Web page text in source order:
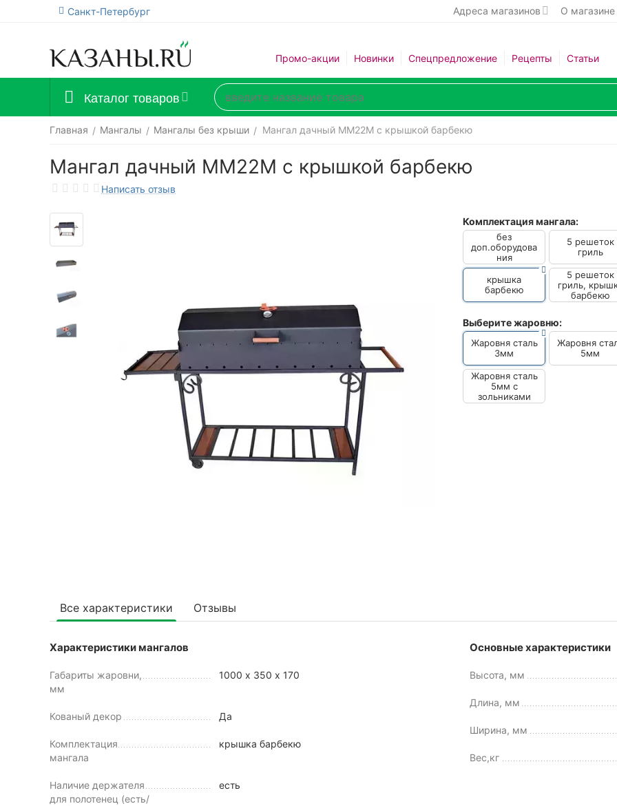
Санкт-Петербург Адреса магазинов О магазине
Промо-акции Новинки Спецпредложение Рецепты Статьи
Каталог товаров
Главная / Мангалы / Мангалы без крыши / Мангал дачный ММ22М с крышкой барбекю
Мангал дачный ММ22М с крышкой барбекю
Написать отзыв
Комплектация мангала:
без
доп.оборудова
ния
5 решеток
гриль
крышка
барбекю
5 решеток
гриль,
барбекю
Выберите жаровню:
Жаровня сталь
3мм
Жаровня
5мм
Жаровня сталь
5мм с
зольниками
Все характеристики Отзывы
Характеристики мангалов
Габариты жаровни,
мм
1000 х 350 х 170
Кованый декор Да
Комплектация
мангала
крышка барбекю
Наличие держателя
для полотенец (есть/
есть
Основные характеристики
Высота, мм
Длина, мм
Ширина, мм
Вес,кг